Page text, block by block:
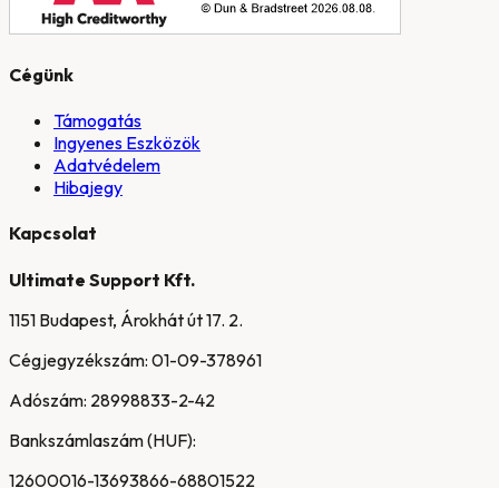
Cégünk
Támogatás
Ingyenes Eszközök
Adatvédelem
Hibajegy
Kapcsolat
Ultimate Support Kft.
1151 Budapest, Árokhát út 17. 2.
Cégjegyzékszám: 01-09-378961
Adószám: 28998833-2-42
Bankszámlaszám (HUF):
12600016-13693866-68801522